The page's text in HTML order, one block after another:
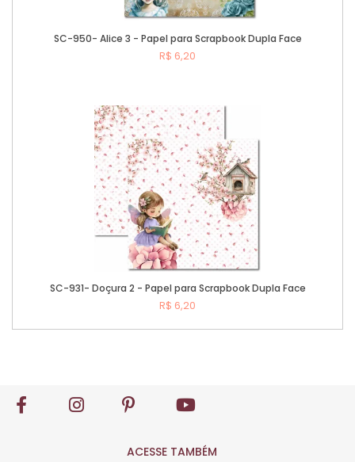
SC-950- Alice 3 - Papel para Scrapbook Dupla Face
R$ 6,20
SC-931- Doçura 2 - Papel para Scrapbook Dupla Face
R$ 6,20
ACESSE TAMBÉM